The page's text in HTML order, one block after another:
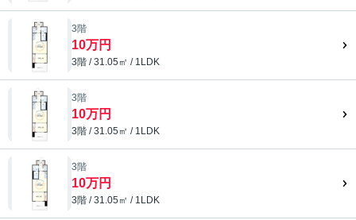
3階
10万円
3階 / 31.05㎡ / 1LDK
3階
10万円
3階 / 31.05㎡ / 1LDK
3階
10万円
3階 / 31.05㎡ / 1LDK